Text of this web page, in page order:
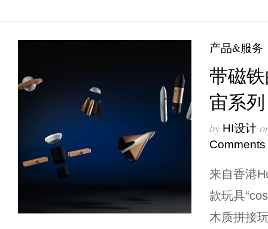
产品&服务
带磁
宙系列
by HI设计
Comments
来自香港
款玩具
木质拼接